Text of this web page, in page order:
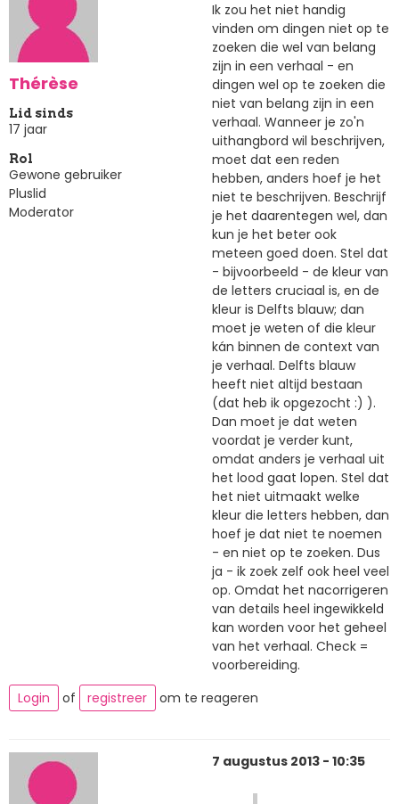
Thérèse
Lid sinds
17 jaar
Rol
Gewone gebruiker
Pluslid
Moderator
Ik zou het niet handig
vinden om dingen niet op te
zoeken die wel van belang
zijn in een verhaal - en
dingen wel op te zoeken die
niet van belang zijn in een
verhaal. Wanneer je zo'n
uithangbord wil beschrijven,
moet dat een reden
hebben, anders hoef je het
niet te beschrijven. Beschrijf
je het daarentegen wel, dan
kun je het beter ook
meteen goed doen. Stel dat
- bijvoorbeeld - de kleur van
de letters cruciaal is, en de
kleur is Delfts blauw; dan
moet je weten of die kleur
kán binnen de context van
je verhaal. Delfts blauw
heeft niet altijd bestaan
(dat heb ik opgezocht :) ).
Dan moet je dat weten
voordat je verder kunt,
omdat anders je verhaal uit
het lood gaat lopen. Stel dat
het niet uitmaakt welke
kleur die letters hebben, dan
hoef je dat niet te noemen
- en niet op te zoeken. Dus
ja - ik zoek zelf ook heel veel
op. Omdat het nacorrigeren
van details heel ingewikkeld
kan worden voor het geheel
van het verhaal. Check =
voorbereiding.
Login
of registreer om te reageren
7 augustus 2013 - 10:35